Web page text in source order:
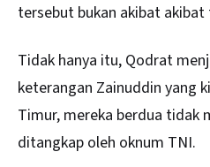
tersebut bukan akibat
Tidak hanya itu, Qodrat
keterangan Zainuddin yang
Timur, mereka berdua tidak
ditangkap oleh oknum TNI.